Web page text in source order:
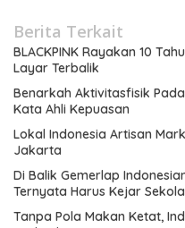
Berita Terkait
BLACKPINK Rayakan 10
Layar Terbalik
Benarkah Aktivitasfisik
Kata Ahli Kepuasan
Lokal Indonesia Artisan
Jakarta
Di Balik Gemerlap
Ternyata Harus Kejar
Tanpa Pola Makan Ketat,